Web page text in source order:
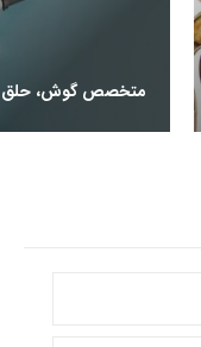
متخصص گوش، حلق